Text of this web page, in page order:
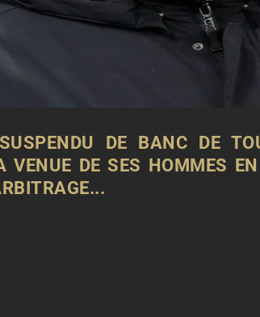
DE BANC DE
VENUE DE SES HOMMES